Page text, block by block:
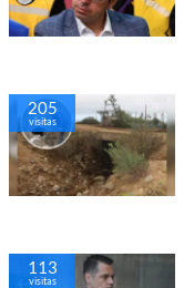
205
visitas
113
visitas